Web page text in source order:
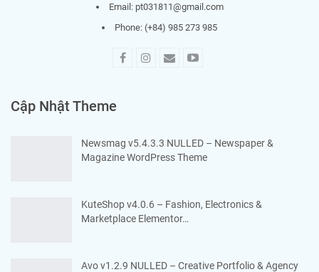
Email: pt031811@gmail.com
Phone: (+84) 985 273 985
Cập Nhật Theme
Newsmag v5.4.3.3 NULLED – Newspaper &
Magazine WordPress Theme
KuteShop v4.0.6 – Fashion, Electronics &
Marketplace Elementor…
Avo v1.2.9 NULLED – Creative Portfolio & Agency